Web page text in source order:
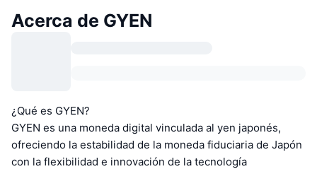
Acerca de GYEN
¿Qué es GYEN?
GYEN es una moneda digital vinculada al yen japonés,
ofreciendo la estabilidad de la moneda fiduciaria de Japón
con la flexibilidad e innovación de la tecnología